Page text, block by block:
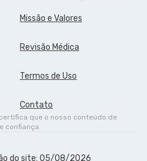
Missão e Valores
Revisão Médica
Termos de Uso
Contato
que o nosso conteúdo de
confiança.
do site: 05/08/2026